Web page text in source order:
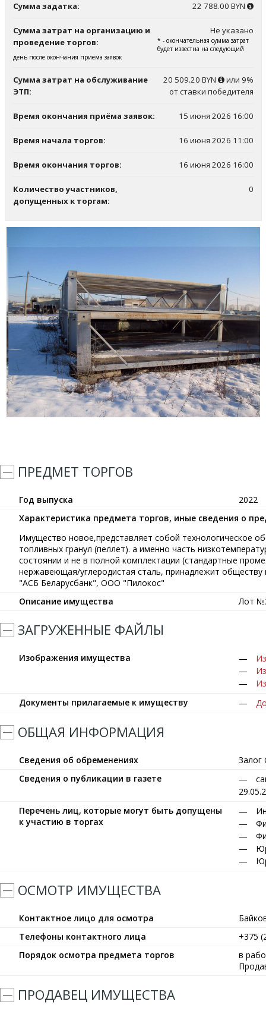
Сумма задатка: 22 788.00 BYN
Сумма затрат на организацию и
проведение торгов:
Не указано
* - окончательная сумма затрат
будет известна на следующий
день после окончания приема заявок
Сумма затрат на обслуживание
ЭТП:
20 509.20 BYN
или 9%
от ставки победителя
Время окончания приёма заявок: 15 июня 2026 16:00
Время начала торгов: 16 июня 2026 11:00
Время окончания торгов: 16 июня 2026 16:00
Количество участников,
допущенных к торгам:
0
ПРЕДМЕТ ТОРГОВ
Год выпуска
2022
Характеристика предмета торгов, иные сведения о
Имущество новое,представляет собой технологическое
топливных гранул (пеллет). а именно часть
состоянии и не в полной комплектации (стандартные
нержавеющая/углеродистая сталь, принадлежит
"АСБ Беларусбанк", ООО "Пилокос"
Описание имущества
Лот
ЗАГРУЖЕННЫЕ ФАЙЛЫ
Изображения имущества
Документы прилагаемые к имуществу
ОБЩАЯ ИНФОРМАЦИЯ
Сведения об обременениях
Сведения о публикации в газете
Перечень лиц, которые могут быть допущены
к участию в торгах
ОСМОТР ИМУЩЕСТВА
Контактное лицо для осмотра
Телефоны контактного лица
+375
Порядок осмотра предмета торгов
в
ПРОДАВЕЦ ИМУЩЕСТВА